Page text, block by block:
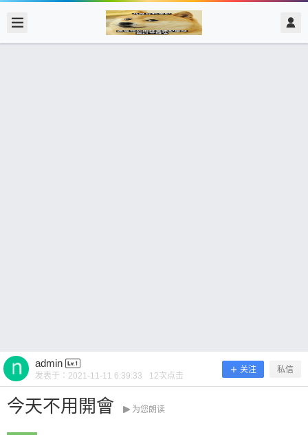
admin
发表于： 2021-11-11 6:39:33 12次点击
关注 私信
今天不用開會 为您朗读
admin @ 梗圖大全 MEME NOW 2021/11/11